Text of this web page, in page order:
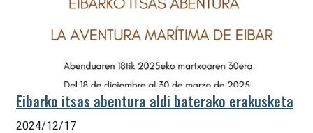
Eibarko itsas abentura aldi baterako erakusketa
2024/12/17